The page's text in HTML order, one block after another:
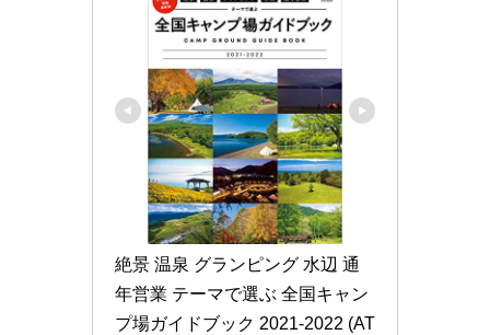
絶景 温泉 グランピング 水辺 通
年営業 テーマで選ぶ 全国キャン
プ場ガイドブック 2021-2022 (AT